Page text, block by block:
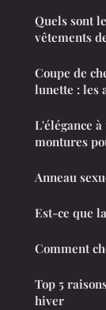
Quels sont
vêtements
Coupe de
lunette : les
L'élégance
montures
Anneau
Est-ce que
Comment
Top 5
hiver